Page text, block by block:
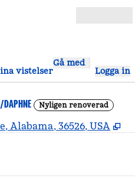
vistelser
Gå med
Logga in
DAPHNE Nyligen renoverad
Alabama, 36526, USA ,